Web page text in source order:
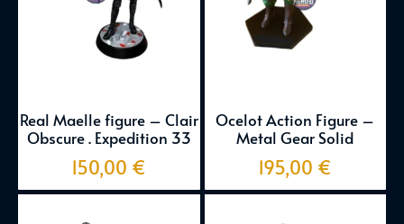
Real Maelle figure – Clair
Obscure . Expedition 33
150,00 €
Ocelot Action Figure –
Metal Gear Solid
195,00 €